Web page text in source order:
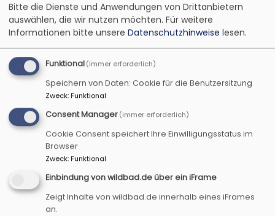
PILGERN & MEDITATION
GESUNDHEIT, KÖRPER & GEIST
Bitte die Dienste und Anwendungen von Drittanbietern
auswählen, die wir nutzen möchten. Für weitere
Informationen bitte unsere Datenschutzhinweise lesen.
Funktional(immer erforderlich)
Speichern von Daten: Cookie für die Benutzersitzung
Zweck:Funktional
Consent Manager(immer erforderlich)
Cookie Consent speichert Ihre Einwilligungsstatus im
Browser
Zweck:Funktional
Einbindung von wildbad.de über ein iFrame
Zeigt Inhalte von wildbad.de innerhalb eines iFrames
an.